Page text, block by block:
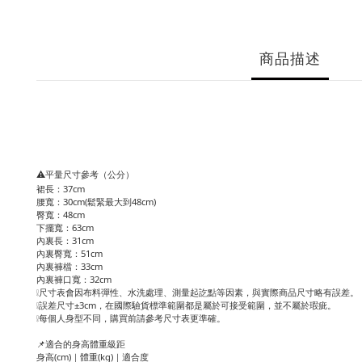
商品描述
⚠️平量尺寸參考（公分）
裙長：37cm
腰寬：30cm(鬆緊最大到48cm)
臀寬：48cm
下擺寬：63cm
內裏長：31cm
內裏臀寬：51cm
內裏褲檔：33cm
內裏褲口寬：32cm
❕尺寸表會因布料彈性、水洗處理、測量起訖點等因素，與實際商品尺寸略有誤差。
❕誤差尺寸±3cm，在國際驗貨標準範圍都是屬於可接受範圍，並不屬於瑕疵。
❕每個人身型不同，購買前請參考尺寸表更準確。
📌適合的身高體重級距
身高(cm)｜體重(kg)｜適合度